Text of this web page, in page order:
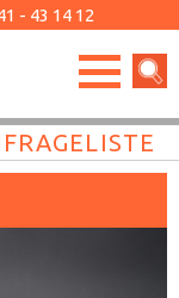
- 43 14 12